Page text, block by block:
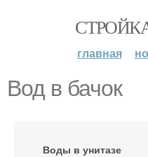
главная
Вод в бачок
Воды в унитазе